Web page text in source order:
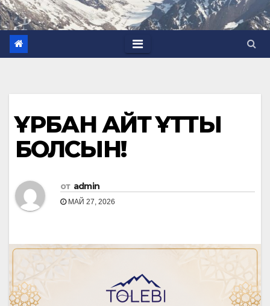
ҚҰРБАН АЙТ ҚҰТТЫ
БОЛСЫН!
от admin
МАЙ 27, 2026